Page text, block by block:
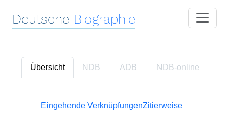
Deutsche Biographie
Übersicht NDB ADB NDB-online
Eingehende VerknüpfungenZitierweise